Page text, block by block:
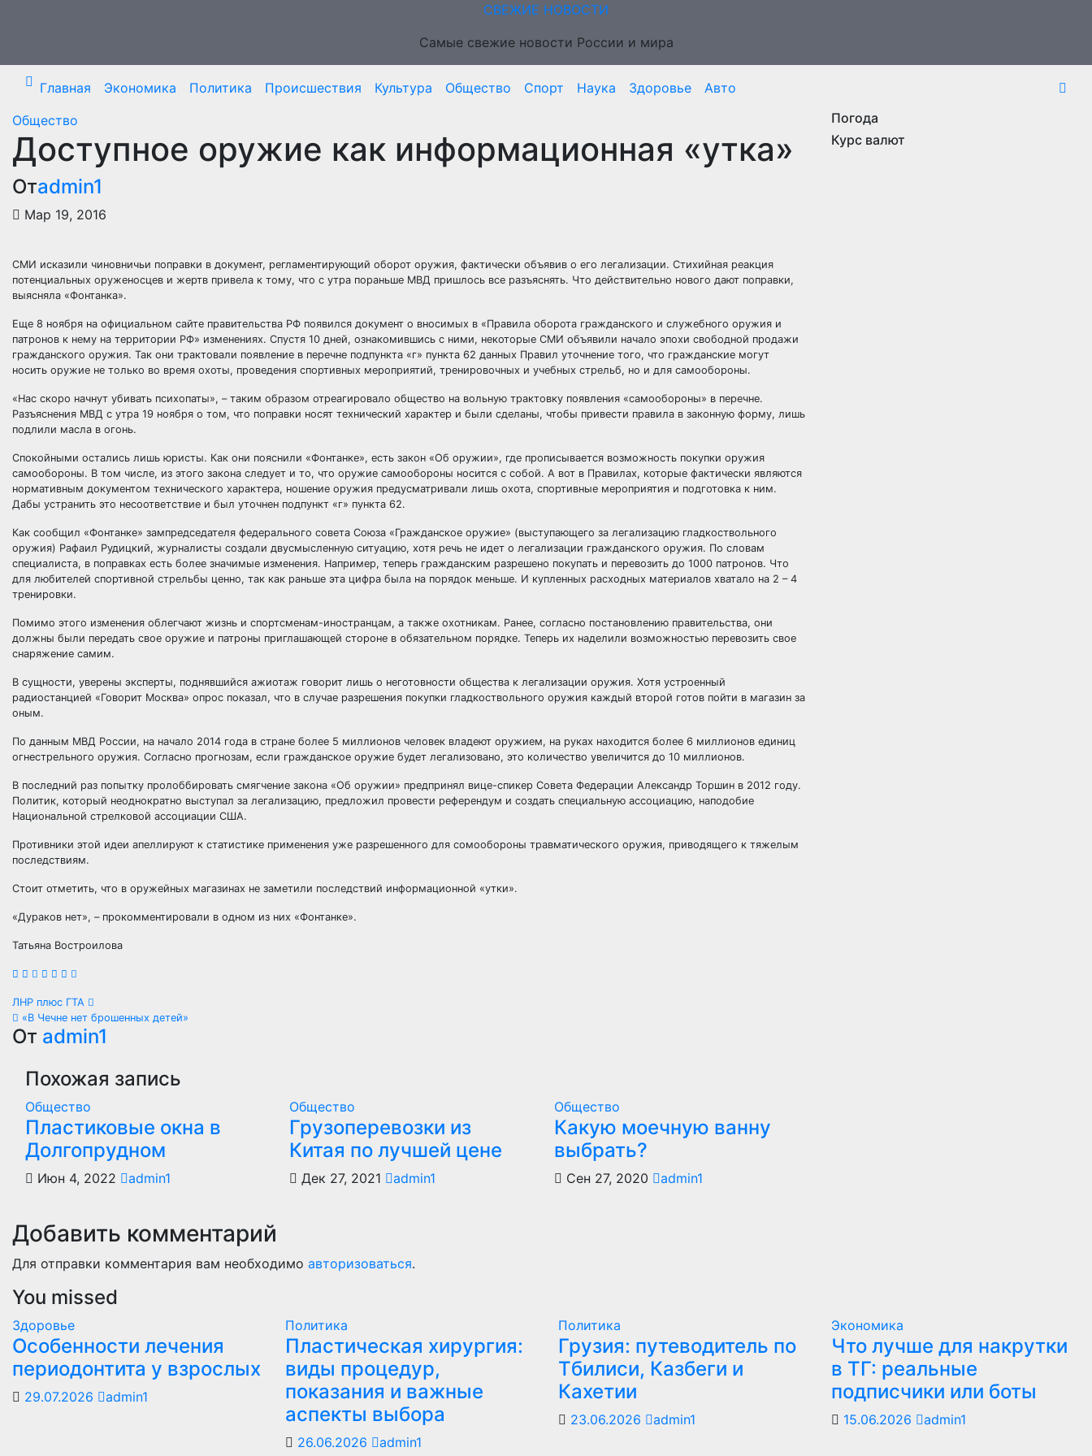
СВЕЖИЕ НОВОСТИ
Самые свежие новости России и мира
Главная Экономика Политика Происшествия Культура Общество Спорт Наука Здоровье
Авто
Общество
Доступное оружие как информационная «утка»
Отadmin1
Мар 19, 2016
СМИ исказили чиновничьи поправки в документ, регламентирующий оборот оружия, фактически объявив о его легализации. Стихийная реакция
потенциальных оруженосцев и жертв привела к тому, что с утра пораньше МВД пришлось все разъяснять. Что действительно нового дают поправки,
выясняла «Фонтанка».
Еще 8 ноября на официальном сайте правительства РФ появился документ о вносимых в «Правила оборота гражданского и служебного оружия и
патронов к нему на территории РФ» изменениях. Спустя 10 дней, ознакомившись с ними, некоторые СМИ объявили начало эпохи свободной продажи
гражданского оружия. Так они трактовали появление в перечне подпункта «г» пункта 62 данных Правил уточнение того, что гражданские могут
носить оружие не только во время охоты, проведения спортивных мероприятий, тренировочных и учебных стрельб, но и для самообороны.
«Нас скоро начнут убивать психопаты», – таким образом отреагировало общество на вольную трактовку появления «самообороны» в перечне.
Разъяснения МВД с утра 19 ноября о том, что поправки носят технический характер и были сделаны, чтобы привести правила в законную форму, лишь
подлили масла в огонь.
Спокойными остались лишь юристы. Как они пояснили «Фонтанке», есть закон «Об оружии», где прописывается возможность покупки оружия
самообороны. В том числе, из этого закона следует и то, что оружие самообороны носится с собой. А вот в Правилах, которые фактически являются
нормативным документом технического характера, ношение оружия предусматривали лишь охота, спортивные мероприятия и подготовка к ним.
Дабы устранить это несоответствие и был уточнен подпункт «г» пункта 62.
Как сообщил «Фонтанке» зампредседателя федерального совета Союза «Гражданское оружие» (выступающего за легализацию гладкоствольного
оружия) Рафаил Рудицкий, журналисты создали двусмысленную ситуацию, хотя речь не идет о легализации гражданского оружия. По словам
специалиста, в поправках есть более значимые изменения. Например, теперь гражданским разрешено покупать и перевозить до 1000 патронов. Что
для любителей спортивной стрельбы ценно, так как раньше эта цифра была на порядок меньше. И купленных расходных материалов хватало на 2 – 4
тренировки.
Помимо этого изменения облегчают жизнь и спортсменам-иностранцам, а также охотникам. Ранее, согласно постановлению правительства, они
должны были передать свое оружие и патроны приглашающей стороне в обязательном порядке. Теперь их наделили возможностью перевозить свое
снаряжение самим.
В сущности, уверены эксперты, поднявшийся ажиотаж говорит лишь о неготовности общества к легализации оружия. Хотя устроенный
радиостанцией «Говорит Москва» опрос показал, что в случае разрешения покупки гладкоствольного оружия каждый второй готов пойти в магазин за
оным.
По данным МВД России, на начало 2014 года в стране более 5 миллионов человек владеют оружием, на руках находится более 6 миллионов единиц
огнестрельного оружия. Согласно прогнозам, если гражданское оружие будет легализовано, это количество увеличится до 10 миллионов.
В последний раз попытку пролоббировать смягчение закона «Об оружии» предпринял вице-спикер Совета Федерации Александр Торшин в 2012 году.
Политик, который неоднократно выступал за легализацию, предложил провести референдум и создать специальную ассоциацию, наподобие
Национальной стрелковой ассоциации США.
Противники этой идеи апеллируют к статистике применения уже разрешенного для сомообороны травматического оружия, приводящего к тяжелым
последствиям.
Стоит отметить, что в оружейных магазинах не заметили последствий информационной «утки».
«Дураков нет», – прокомментировали в одном из них «Фонтанке».
Татьяна Востроилова
Навигация
по
записям
ЛНР плюс ГТА
«В Чечне нет брошенных детей»
От admin1
Похожая запись
Общество
Пластиковые окна в
Долгопрудном
Июн 4, 2022 admin1
Общество
Грузоперевозки из
Китая по лучшей цене
Дек 27, 2021 admin1
Общество
Какую моечную ванну
выбрать?
Сен 27, 2020 admin1
Добавить комментарий
Для отправки комментария вам необходимо авторизоваться.
Погода
Курс валют
You missed
Здоровье
Особенности лечения
периодонтита у взрослых
29.07.2026 admin1
Политика
Пластическая хирургия:
виды процедур,
показания и важные
аспекты выбора
26.06.2026 admin1
Политика
Грузия: путеводитель по
Тбилиси, Казбеги и
Кахетии
23.06.2026 admin1
Экономика
Что лучше для накрутки
в ТГ: реальные
подписчики или боты
15.06.2026 admin1